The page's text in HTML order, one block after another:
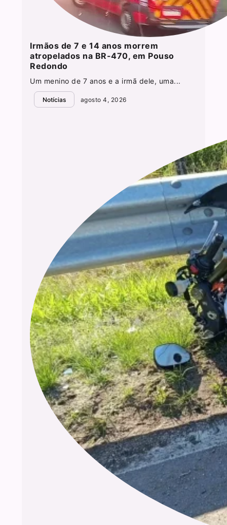
Irmãos de 7 e 14 anos morrem
atropelados na BR-470, em Pouso
Redondo
Um menino de 7 anos e a irmã dele, uma...
Notícias agosto 4, 2026